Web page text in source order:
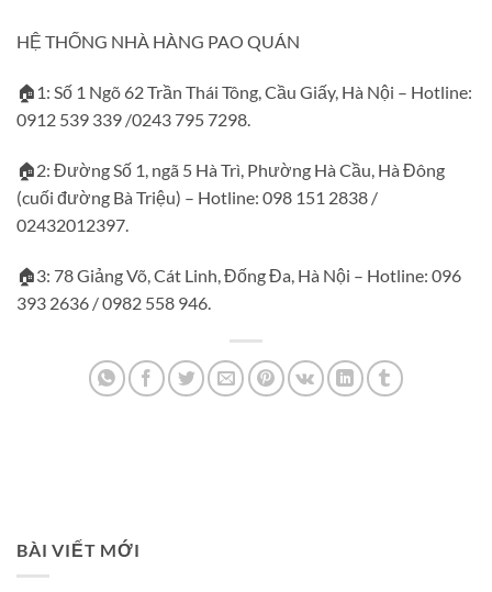
HỆ THỐNG NHÀ HÀNG PAO QUÁN
🏠1: Số 1 Ngõ 62 Trần Thái Tông, Cầu Giấy, Hà Nội – Hotline:
0912 539 339 /0243 795 7298.
🏠2: Đường Số 1, ngã 5 Hà Trì, Phường Hà Cầu, Hà Đông
(cuối đường Bà Triệu) – Hotline: 098 151 2838 /
02432012397.
🏠3: 78 Giảng Võ, Cát Linh, Đống Đa, Hà Nội – Hotline: 096
393 2636 / 0982 558 946.
BÀI VIẾT MỚI